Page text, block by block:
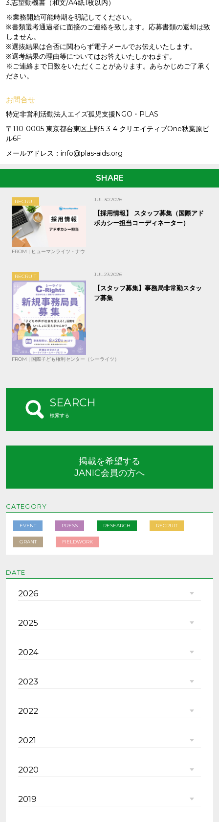
3.志望動機書（和文/A4紙1枚以内）
※業務開始可能時期を明記してください。
※書類選考通過者に面接のご連絡を致します。応募書類の返却は致
しません。
※選抜結果は合否に関わらず電子メールでお伝えいたします。
※選考結果の理由等についてはお答えいたしかねます。
※ご連絡まで日数をいただくことがあります。あらかじめご了承く
ださい。
お問合せ
特定非営利活動法人エイズ孤児支援NGO・PLAS
〒110-0005 東京都台東区上野5-3-4 クリエイティブOne秋葉原ビ
ル6F
メールアドレス：info@plas-aids.org
SHARE
RECRUIT JUL.30.2026
【採用情報】 スタッフ募集（国際アド
ボカシー担当コーディネーター）
FROM | ヒューマンライツ・ナウ
RECRUIT JUL.23.2026
【スタッフ募集】事務局非常勤スタッ
フ募集
FROM | 国際子ども権利センター（シーライツ）
SEARCH
検索する
掲載を希望する
JANIC会員の方へ
CATEGORY
EVENT PRESS RESEARCH RECRUIT
GRANT FIELDWORK
DATE
2026
2025
2024
2023
2022
2021
2020
2019